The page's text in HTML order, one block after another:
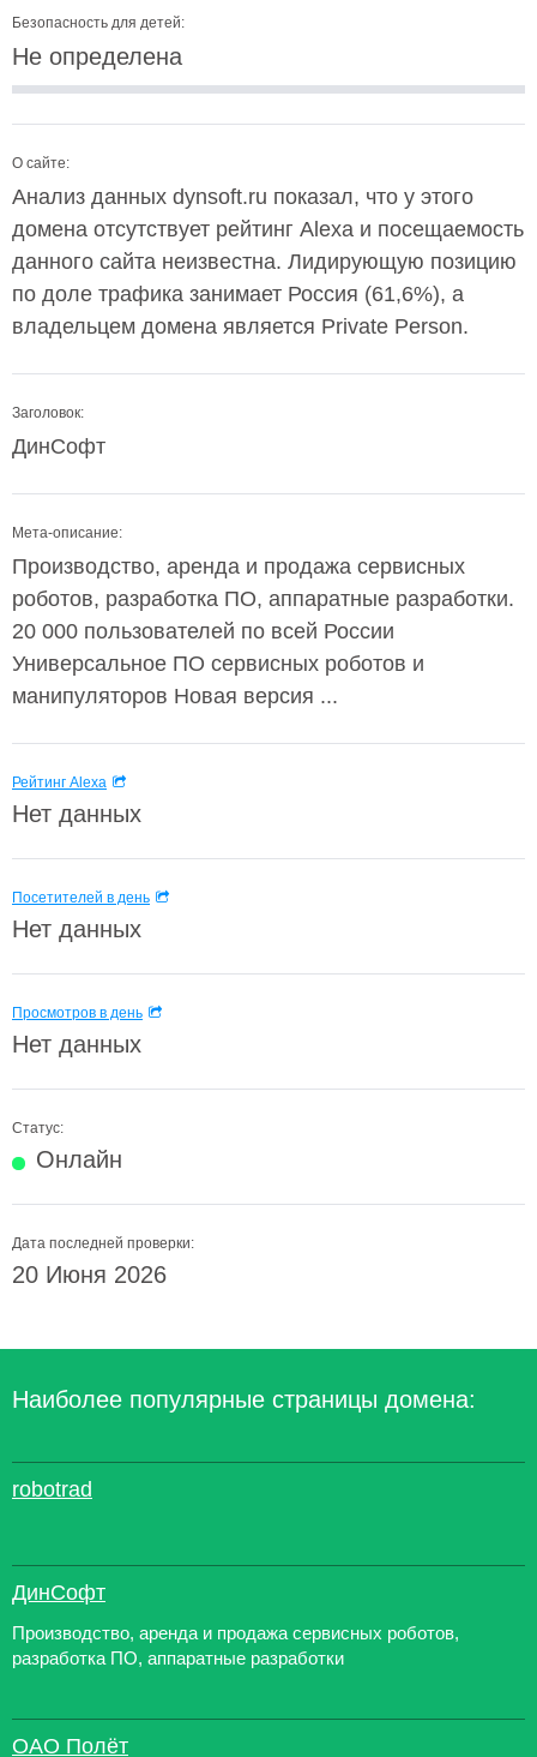
Безопасность для детей:
Не определена
О сайте:
Анализ данных dynsoft.ru показал, что у этого
домена отсутствует рейтинг Alexa и посещаемость
данного сайта неизвестна. Лидирующую позицию
по доле трафика занимает Россия (61,6%), а
владельцем домена является Private Person.
Заголовок:
ДинСофт
Мета-описание:
Производство, аренда и продажа сервисных
роботов, разработка ПО, аппаратные разработки.
20 000 пользователей по всей России
Универсальное ПО сервисных роботов и
манипуляторов Новая версия ...
Рейтинг Alexa
Нет данных
Посетителей в день
Нет данных
Просмотров в день
Нет данных
Статус:
Онлайн
Дата последней проверки:
20 Июня 2026
Наиболее популярные страницы домена:
robotrad
ДинСофт
Производство, аренда и продажа сервисных роботов,
разработка ПО, аппаратные разработки
ОАО Полёт